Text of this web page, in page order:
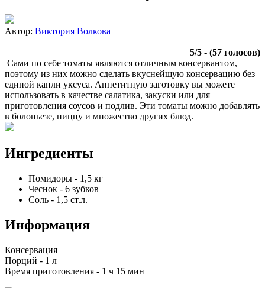
Автор: Виктория Волкова
5/5 - (57 голосов)
Сами по себе томаты являются отличным консервантом,
поэтому из них можно сделать вкуснейшую консервацию без
единой капли уксуса. Аппетитную заготовку вы можете
использовать в качестве салатика, закуски или для
приготовления соусов и подлив. Эти томаты можно добавлять
в болоньезе, пиццу и множество других блюд.
Ингредиенты
Помидоры - 1,5 кг
Чеснок - 6 зубков
Соль - 1,5 ст.л.
Информация
Консервация
Порций - 1 л
Время приготовления - 1 ч 15 мин